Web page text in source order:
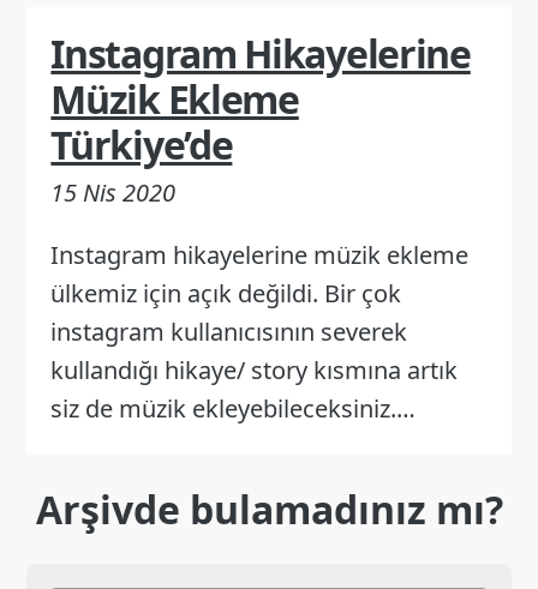
Instagram Hikayelerine
Müzik Ekleme
Türkiye’de
15 Nis 2020
Instagram hikayelerine müzik ekleme
ülkemiz için açık değildi. Bir çok
instagram kullanıcısının severek
kullandığı hikaye/ story kısmına artık
siz de müzik ekleyebileceksiniz.…
Arşivde bulamadınız mı?